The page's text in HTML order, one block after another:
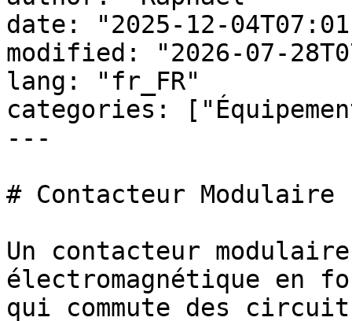
date: "2025-12-
modified: "2026-07-
lang: "fr_FR"
categories:
---
# Contacteur Modulaire
Un contacteur
électromagnétique en
qui commute des